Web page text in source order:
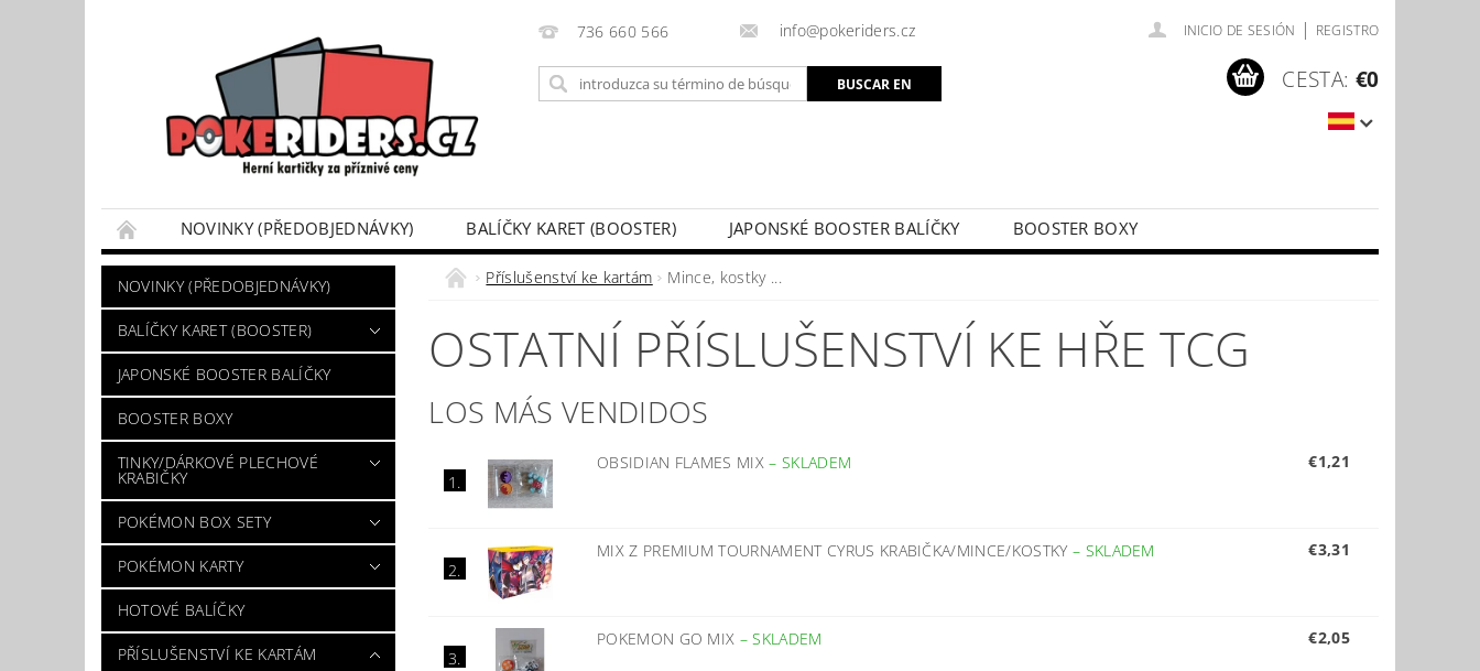
736 660 566 info@pokeriders.cz INICIO DE SESIÓN | REGISTRO
CESTA: €0
NOVINKY (PŘEDOBJEDNÁVKY) BALÍČKY KARET (BOOSTER) JAPONSKÉ BOOSTER BALÍČKY
BOOSTER BOXY
POKÉMON BOX SETY
TINKY/DÁRKOVÉ PLECHOVÉ KRABIČKY POKÉMON KARTY
VÝKUP POKÉMON KARET
DÁRKOVÝ POUKAZ
NOVINKY (PŘEDOBJEDNÁVKY)
BALÍČKY KARET (BOOSTER)
JAPONSKÉ BOOSTER BALÍČKY
BOOSTER BOXY
TINKY/DÁRKOVÉ PLECHOVÉ
KRABIČKY
POKÉMON BOX SETY
POKÉMON KARTY
HOTOVÉ BALÍČKY
PŘÍSLUŠENSTVÍ KE KARTÁM
Příslušenství ke kartám Mince, kostky ...
OSTATNÍ PŘÍSLUŠENSTVÍ KE HŘE TCG
LOS MÁS VENDIDOS
1.
OBSIDIAN FLAMES MIX– SKLADEM €1,21
2.
MIX Z PREMIUM TOURNAMENT CYRUS KRABIČKA/MINCE/KOSTKY – SKLADEM €3,31
3.
POKEMON GO MIX –SKLADEM €2,05